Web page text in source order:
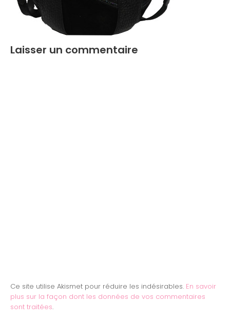
Laisser un commentaire
Ce site utilise Akismet pour réduire les indésirables. En savoir
plus sur la façon dont les données de vos commentaires
sont traitées.